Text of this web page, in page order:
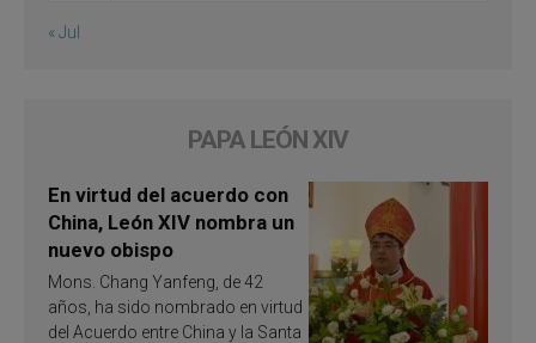
« Jul
PAPA LEÓN XIV
En virtud del acuerdo con
China, León XIV nombra un
nuevo obispo
Mons. Chang Yanfeng, de 42
años, ha sido nombrado en virtud
del Acuerdo entre China y la Santa